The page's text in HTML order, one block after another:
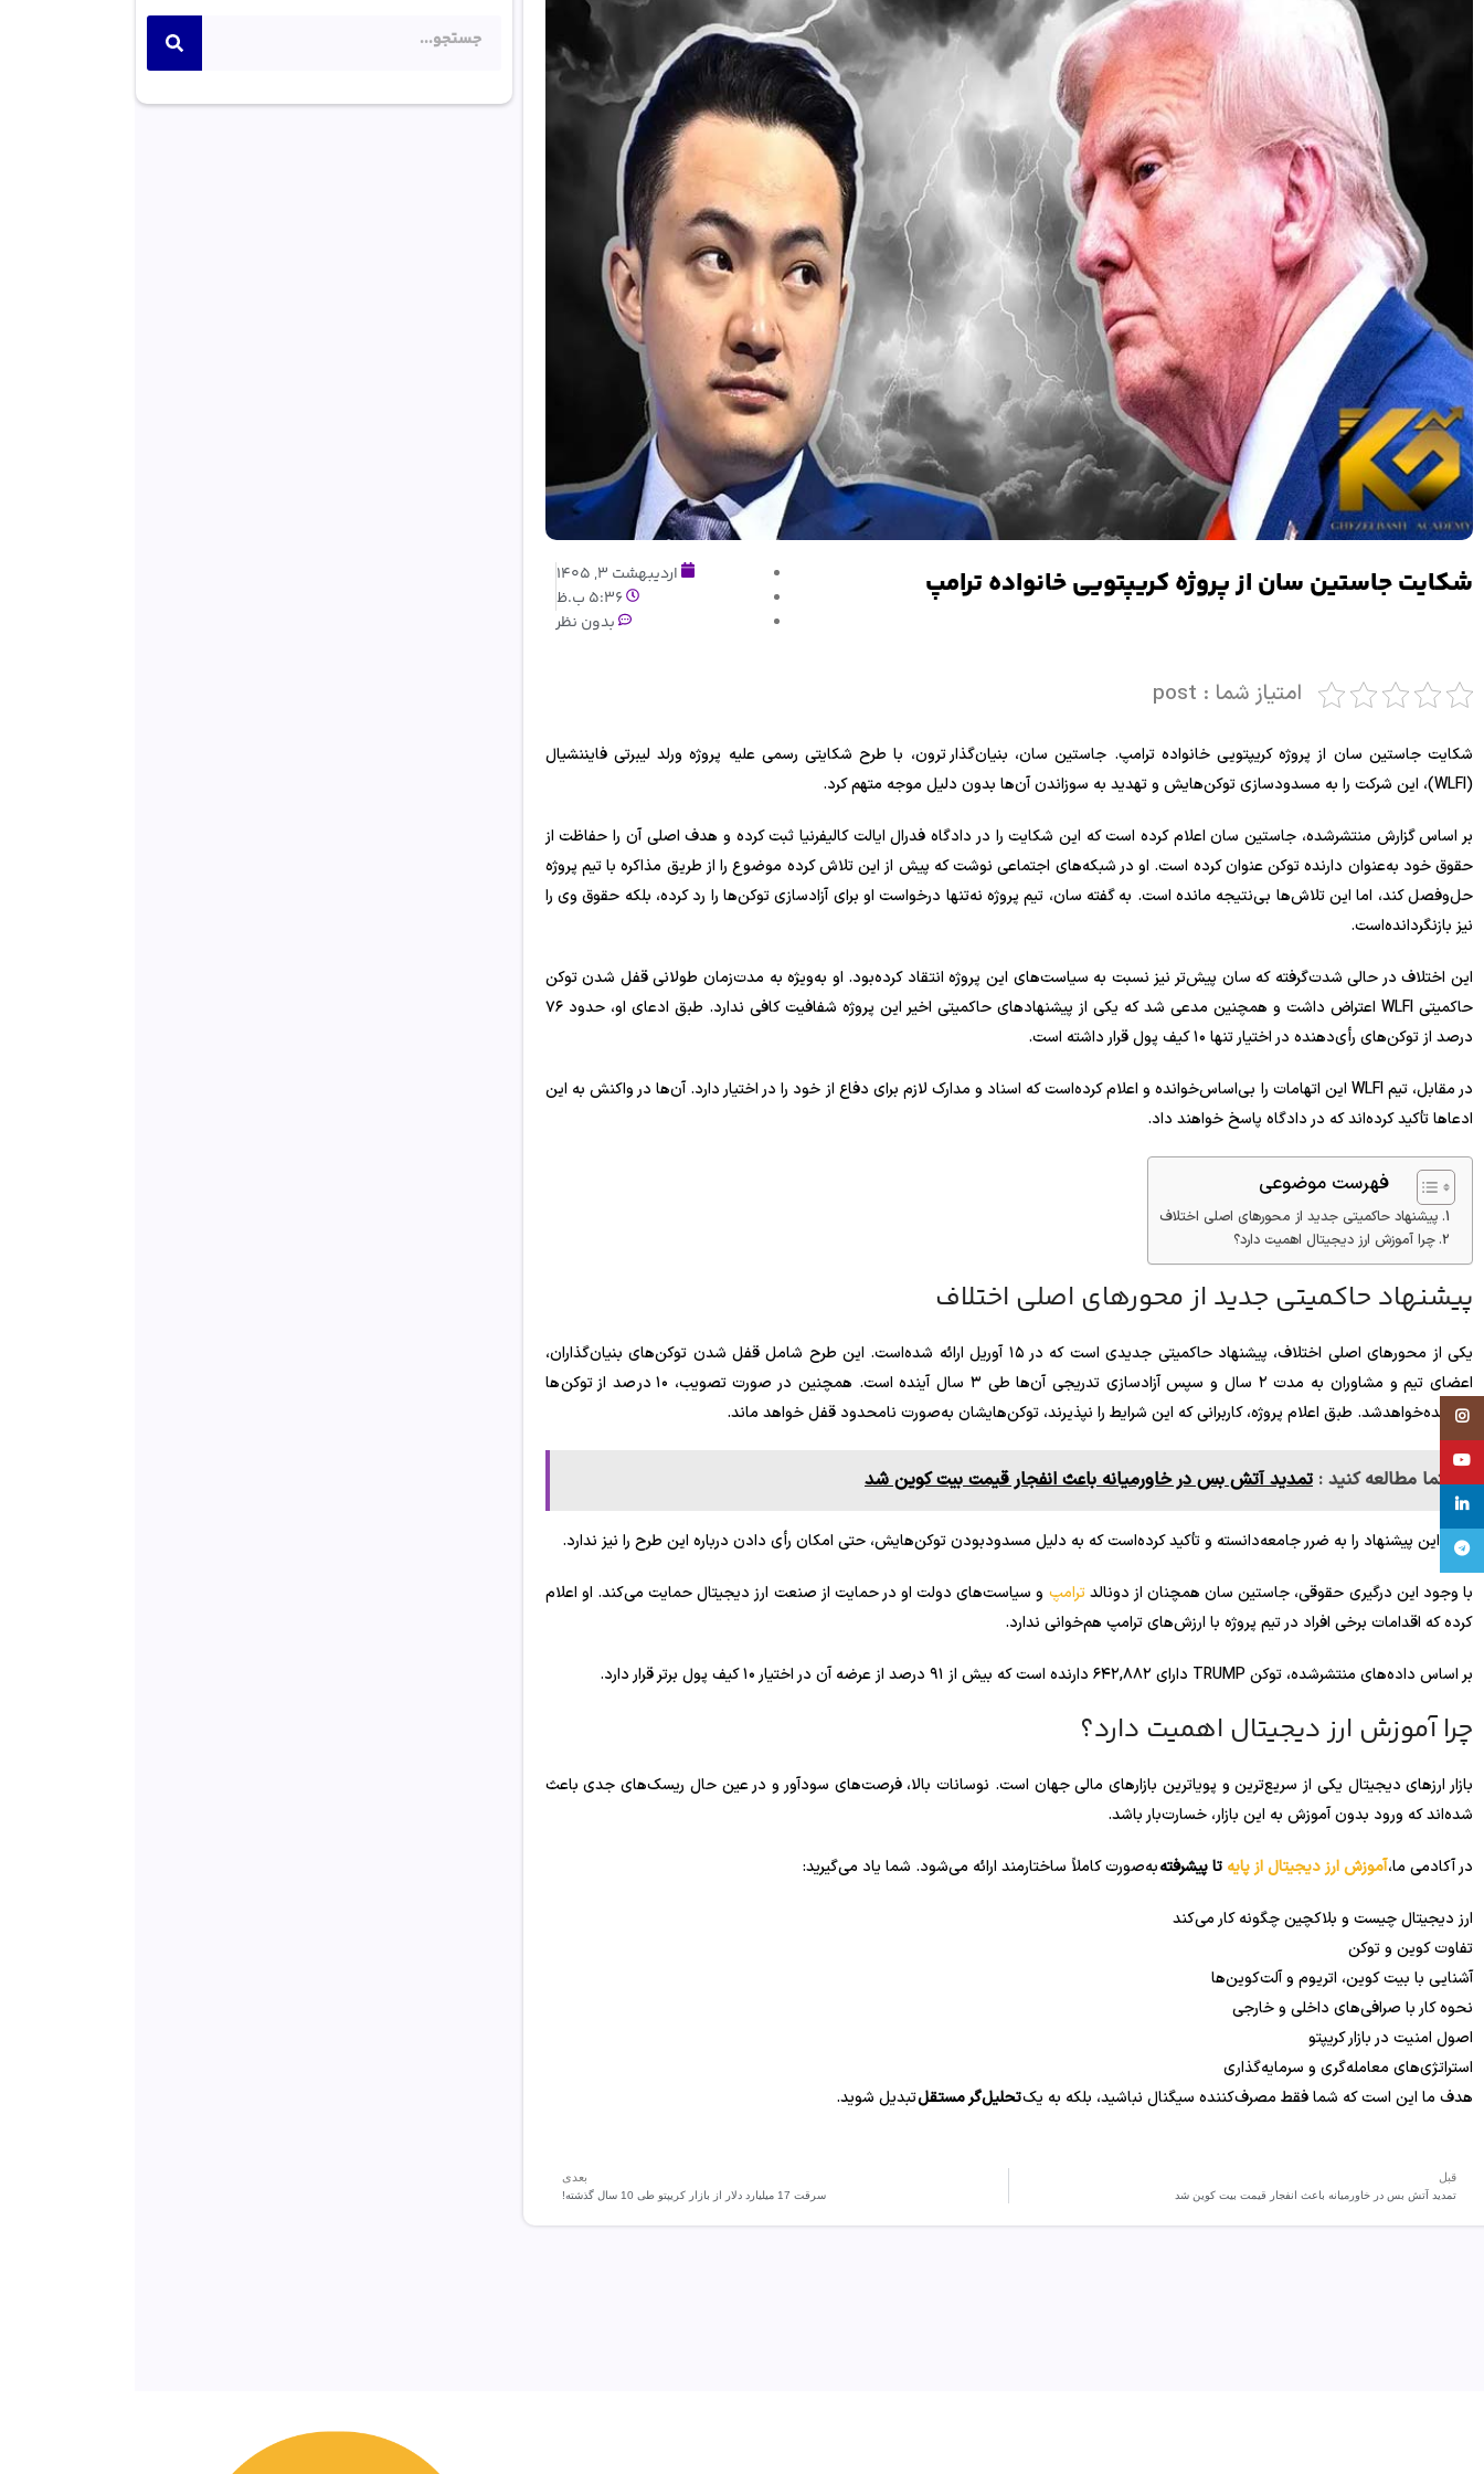
شکایت جاستین سان از پروژه کریپتویی خانواده ترامپ
اردیبهشت 3, 1405
5:36 ب.ظ
بدون نظر
امتیاز شما : post
شکایت جاستین سان از پروژه کریپتویی خانواده ترامپ. جاستین سان، بنیان‌گذار ترون، با طرح شکایتی رسمی علیه پروژه ورلد لیبرتی فایننشیال
(WLFI)، این شرکت را به مسدودسازی توکن‌هایش و تهدید به سوزاندن آن‌ها بدون دلیل موجه متهم کرد.
بر اساس گزارش منتشرشده، جاستین سان اعلام کرده است که این شکایت را در دادگاه فدرال ایالت کالیفرنیا ثبت کرده و هدف اصلی آن را حفاظت از
حقوق خود به‌عنوان دارنده توکن عنوان کرده است. او در شبکه‌های اجتماعی نوشت که پیش از این تلاش کرده موضوع را از طریق مذاکره با تیم پروژه
حل‌وفصل کند، اما این تلاش‌ها بی‌نتیجه مانده است. به گفته سان، تیم پروژه نه‌تنها درخواست او برای آزادسازی توکن‌ها را رد کرده، بلکه حقوق وی را
نیز بازنگردانده‌است.
این اختلاف در حالی شدت‌گرفته که سان پیش‌تر نیز نسبت به سیاست‌های این پروژه انتقاد کرده‌بود. او به‌ویژه به مدت‌زمان طولانی قفل شدن توکن
حاکمیتی WLFI اعتراض داشت و همچنین مدعی شد که یکی از پیشنهادهای حاکمیتی اخیر این پروژه شفافیت کافی ندارد. طبق ادعای او، حدود ۷۶
درصد از توکن‌های رأی‌دهنده در اختیار تنها ۱۰ کیف پول قرار داشته است.
در مقابل، تیم WLFI این اتهامات را بی‌اساس‌خوانده و اعلام کرده‌است که اسناد و مدارک لازم برای دفاع از خود را در اختیار دارد. آن‌ها در واکنش به این
ادعاها تأکید کرده‌اند که در دادگاه پاسخ خواهند داد.
فهرست موضوعی
پیشنهاد حاکمیتی جدید از محورهای اصلی اختلاف
چرا آموزش ارز دیجیتال اهمیت دارد؟
پیشنهاد حاکمیتی جدید از محورهای اصلی اختلاف
یکی از محورهای اصلی اختلاف، پیشنهاد حاکمیتی جدیدی است که در ۱۵ آوریل ارائه شده‌است. این طرح شامل قفل شدن توکن‌های بنیان‌گذاران،
اعضای تیم و مشاوران به مدت ۲ سال و سپس آزادسازی تدریجی آن‌ها طی ۳ سال آینده است. همچنین در صورت تصویب، ۱۰ درصد از توکن‌ها
سوزانده‌خواهد‌شد. طبق اعلام پروژه، کاربرانی که این شرایط را نپذیرند، توکن‌هایشان به‌صورت نامحدود قفل خواهد ماند.
حتما مطالعه کنید : تمدید آتش بس در خاورمیانه باعث انفجار قیمت بیت‌ کوین شد
سان این پیشنهاد را به ضرر جامعه‌دانسته و تأکید کرده‌است که به دلیل مسدود‌بودن توکن‌هایش، حتی امکان رأی دادن درباره این طرح را نیز ندارد.
با وجود این درگیری حقوقی، جاستین سان همچنان از دونالدترامپ و سیاست‌های دولت او در حمایت از صنعت ارز دیجیتال حمایت می‌کند. او اعلام
کرده که اقدامات برخی افراد در تیم پروژه با ارزش‌های ترامپ هم‌خوانی ندارد.
بر اساس داده‌های منتشرشده، توکن TRUMP دارای ۶۴۲,۸۸۲ دارنده است که بیش از ۹۱ درصد از عرضه آن در اختیار ۱۰ کیف پول برتر قرار دارد.
چرا آموزش ارز دیجیتال اهمیت دارد؟
بازار ارزهای دیجیتال یکی از سریع‌ترین و پویاترین بازارهای مالی جهان است. نوسانات بالا، فرصت‌های سودآور و در عین حال ریسک‌های جدی باعث
شده‌اند که ورود بدون آموزش به این بازار، خسارت‌بار باشد.
در آکادمی ما،آموزش ارز دیجیتال از پایه تا پیشرفتهبه‌صورت کاملاً ساختارمند ارائه می‌شود. شما یاد می‌گیرید:
ارز دیجیتال چیست و بلاکچین چگونه کار می‌کند
تفاوت کوین و توکن
آشنایی با بیت کوین، اتریوم و آلت‌کوین‌ها
نحوه کار با صرافی‌های داخلی و خارجی
اصول امنیت در بازار کریپتو
استراتژی‌های معامله‌گری و سرمایه‌گذاری
هدف ما این است که شما فقط مصرف‌کننده سیگنال نباشید، بلکه به یکتحلیل‌گر مستقلتبدیل شوید.
قبل
تمدید آتش بس در خاورمیانه باعث انفجار قیمت بیت‌ کوین شد
بعدی
سرقت 17 میلیارد دلار از بازار کریپتو طی 10 سال گذشته!
Instagram
تلگرام